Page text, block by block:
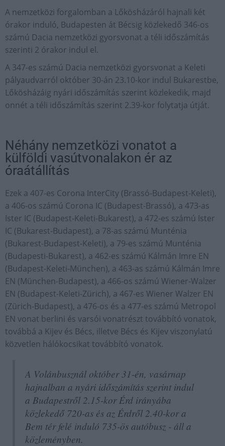
A nemzetközi forgalomban a Lőkösházáról hajnali két
órakor induló, Budapesten át Bécsig közlekedő 346-os
számú Dacia nemzetközi gyorsvonat a téli időszámítás
szerinti 2 órakor indul el.
A 347-es számú Dacia nemzetközi gyorsvonat a Keleti
pályaudvarról október 30-án 23.10-kor indul Bukarestbe,
Lőkösházáig nyári időszámítás szerint közlekedik, majd
onnét a téli időszámítás szerint 2.39-kor folytatja útját.
Néhány nemzetközi vonatot a
külföldi vasútvonalakon ér az
óraátállítás
Ezek a 407-es Corona InterCity (Brassó-Budapest-Keleti),
a 406-os számú Corona IC (Budapest-Brassó), a 473-as
Ister IC (Budapest-Keleti-Bukarest), a 472-es számú Ister
IC (Bukarest-Budapest), a 78-as számú Munténia
(Bukarest-Budapest-Keleti), a 79-es számú Munténia
(Budapesti-Bukarest), a 462-es számú Kálmán Imre EN
(Budapest-Keleti-München), a 463-as számú Kálmán Imre
EN (München-Budapest), a 466-os számú Wiener-Walzer
EN (Budapest-Keleti-Zürich), a 467-es Wiener Walzer EN
(Zürich-Budapest), a 476-os és a 477-es számú Metropol
EN vonat berlini és varsói vonatrészt továbbító vonatok,
továbbá a Kijev és Bécs, illetve Bécs és Kijev viszonylatú
közvetlen hálókocsikat továbbító vonatok.
A Volánbusznál október 31-én, vasárnap
hajnalban a nyári időszámítás szerint indul
a Budapestről 2.15-kor Érd irányába
közlekedő 720-as és az Érdről 2.40-kor a
Bem tér felé induló 735-ös autóbusz - áll a
közleményben.